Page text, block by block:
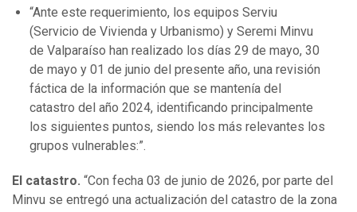
“Ante este requerimiento, los equipos Serviu
(Servicio de Vivienda y Urbanismo) y Seremi Minvu
de Valparaíso han realizado los días 29 de mayo, 30
de mayo y 01 de junio del presente año, una revisión
fáctica de la información que se mantenía del
catastro del año 2024, identificando principalmente
los siguientes puntos, siendo los más relevantes los
grupos vulnerables:”.
El catastro. “Con fecha 03 de junio de 2026, por parte del
Minvu se entregó una actualización del catastro de la zona